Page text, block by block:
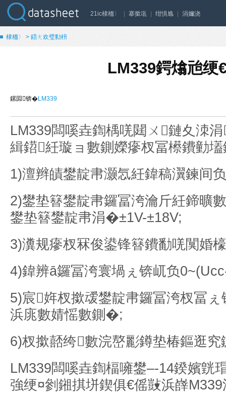
21ic棣栭〉 搴撳瓨 绀惧尯 涓嬭浇
棣栭〉 > 鍣ㄤ欢璧勬枡
LM339鍔熻兘
鏍囩锛�LM339
LM339闆嗘垚鍧楀唴閮ㄨ鏈夊洓
緝鍣紝璇ョ數鍘嬫瘮杈冨櫒鐨勭
1)澶辫皟鐢靛帇灏忥紝鍏稿瀷鍊间
2)鐢垫簮鐢靛帇鑼冨洿瀹斤紝鍗曠
鐢垫簮鐢靛帇涓�±1V-±18V;
3)瀵规瘮杈冧俊鍙锋簮鐨勫唴闃婚
4)鍏辨ā鑼冨洿寰堝ぇ锛屼负
5)宸姩杈撳叆鐢靛帇鑼冨洿杈冨
浜庣數婧愮數鍘�;
6)杈撳嚭绔數浣嶅彲鐏垫椿鏂逛
LM339闆嗘垚鍧楅噰鐢–-14鍨嬪皝
強绠¤剼鎺掑垪鍥俱€傜敱浜嶭